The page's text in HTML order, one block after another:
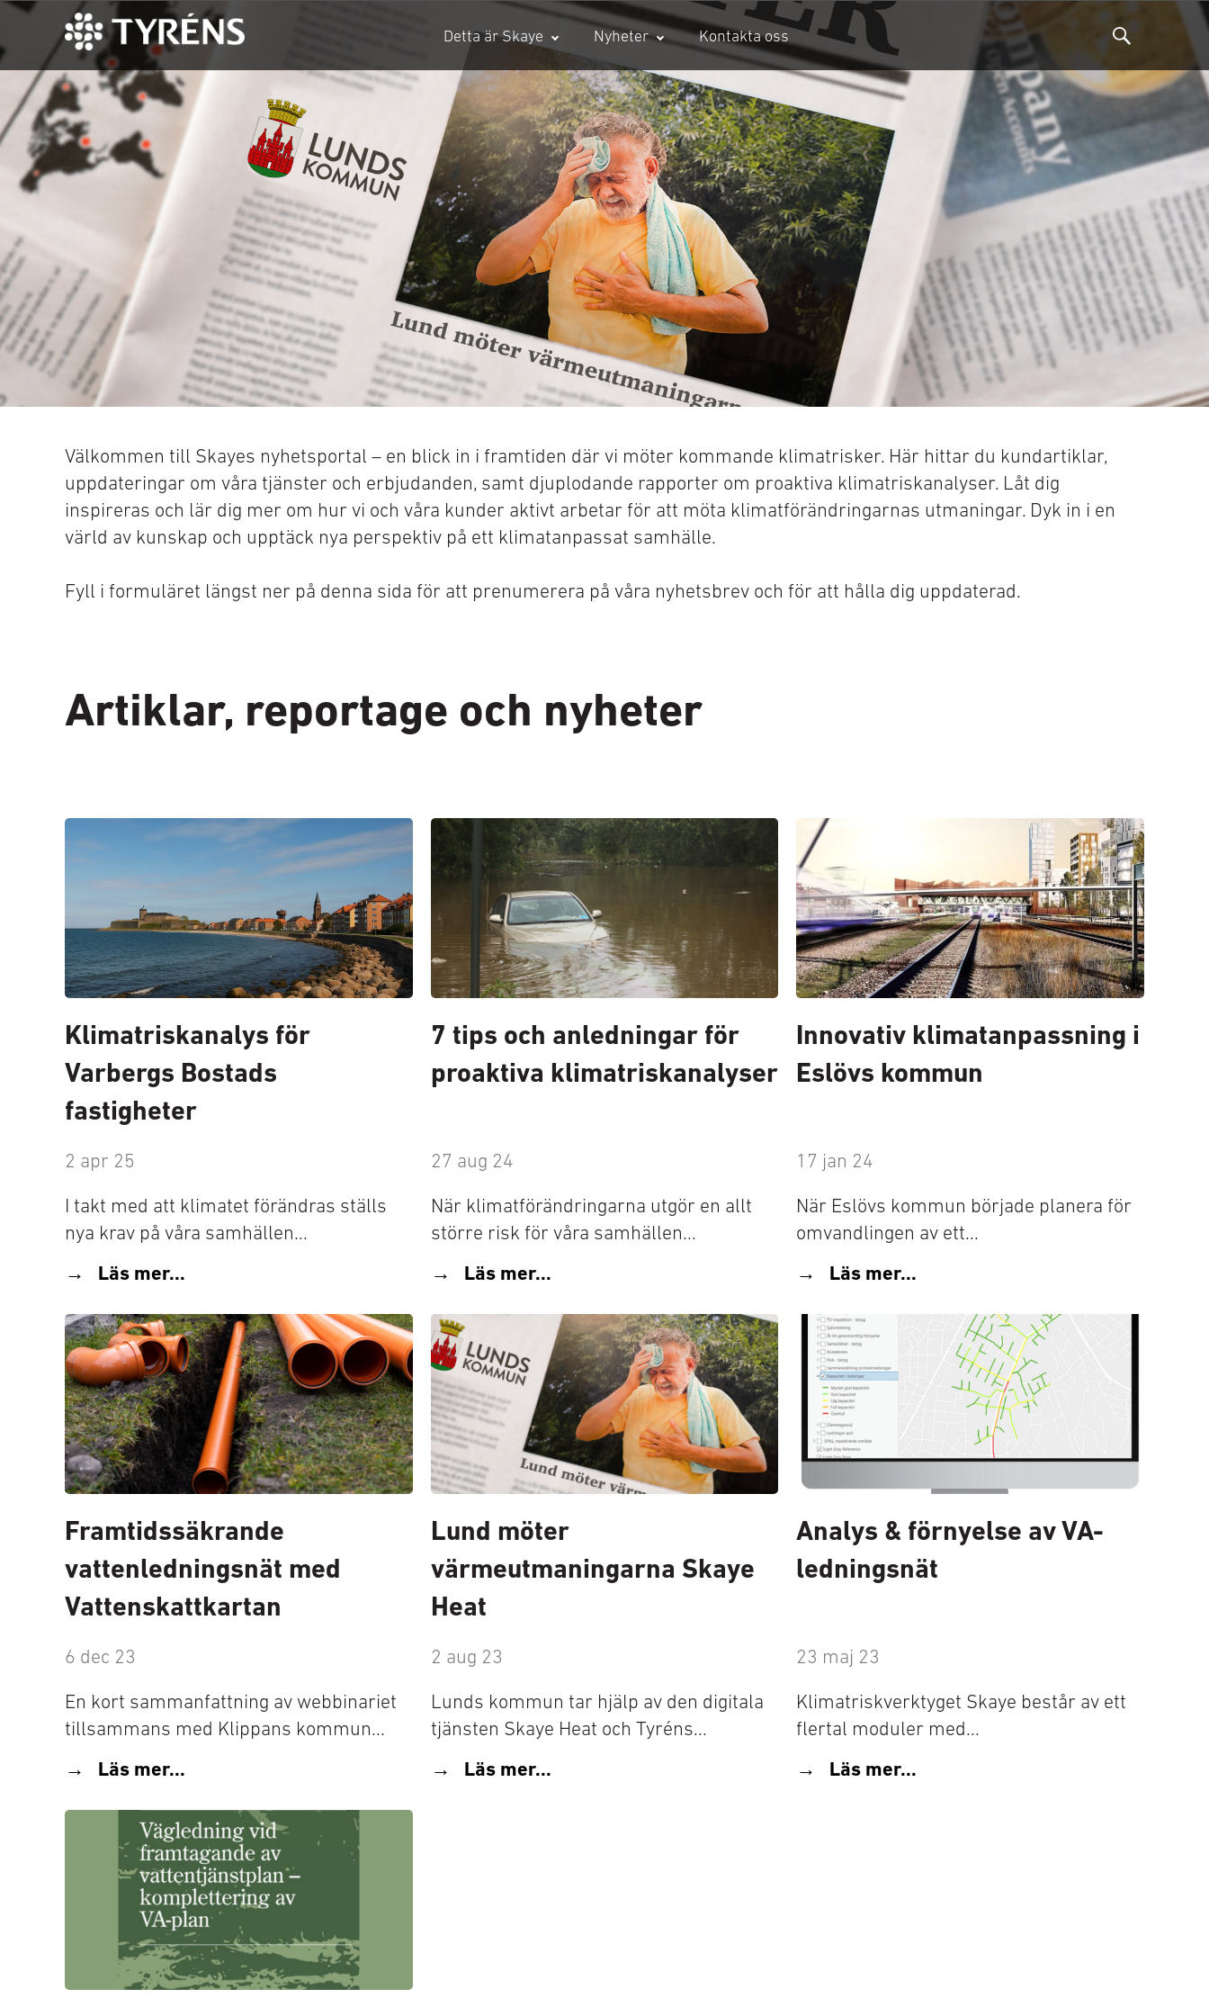
Detta är Skaye Nyheter Kontakta oss
Välkommen till Skayes nyhetsportal – en blick in i framtiden där vi möter kommande klimatrisker. Här hittar du kundartiklar,
uppdateringar om våra tjänster och erbjudanden, samt djuplodande rapporter om proaktiva klimatriskanalyser. Låt dig
inspireras och lär dig mer om hur vi och våra kunder aktivt arbetar för att möta klimatförändringarnas utmaningar. Dyk in i en
värld av kunskap och upptäck nya perspektiv på ett klimatanpassat samhälle.
Fyll i formuläret längst ner på denna sida för att prenumerera på våra nyhetsbrev och för att hålla dig uppdaterad.
Artiklar, reportage och nyheter
Klimatriskanalys för
Varbergs Bostads
fastigheter
2 apr 25
I takt med att klimatet förändras ställs
nya krav på våra samhällen...
Läs mer...
7 tips och anledningar för
proaktiva klimatriskanalyser
27 aug 24
När klimatförändringarna utgör en allt
större risk för våra samhällen...
Läs mer...
Innovativ klimatanpassning i
Eslövs kommun
17 jan 24
När Eslövs kommun började planera för
omvandlingen av ett...
Läs mer...
Framtidssäkrande
vattenledningsnät med
Vattenskattkartan
6 dec 23
En kort sammanfattning av webbinariet
tillsammans med Klippans kommun...
Läs mer...
Lund möter
värmeutmaningarna Skaye
Heat
2 aug 23
Lunds kommun tar hjälp av den digitala
tjänsten Skaye Heat och Tyréns...
Läs mer...
Analys & förnyelse av VA-
ledningsnät
23 maj 23
Klimatriskverktyget Skaye består av ett
flertal moduler med...
Läs mer...